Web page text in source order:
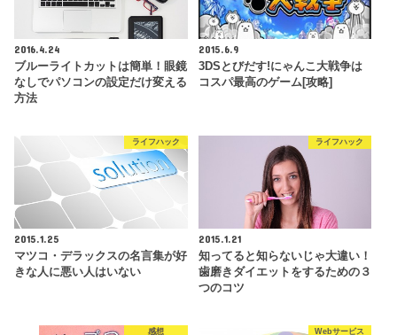
2016.4.24
ブルーライトカットは簡単！眼鏡
なしでパソコンの設定だけ変える
方法
2015.6.9
3DSとびだす!にゃんこ大戦争は
コスパ最高のゲーム[攻略]
ライフハック
2015.1.25
マツコ・デラックスの名言集が好
きな人に悪い人はいない
ライフハック
2015.1.21
知ってると知らないじゃ大違い！
歯磨きダイエットをするための３
つのコツ
感想 Webサービス